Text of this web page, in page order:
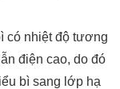
có nhiệt độ tương
điện cao, do đó
bì sang lớp hạ